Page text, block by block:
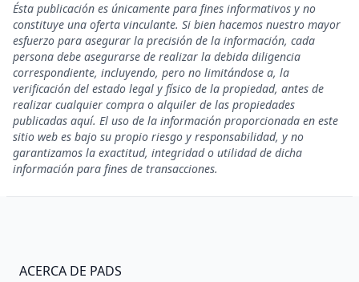
Ésta publicación es únicamente para fines informativos y no
constituye una oferta vinculante. Si bien hacemos nuestro mayor
esfuerzo para asegurar la precisión de la información, cada
persona debe asegurarse de realizar la debida diligencia
correspondiente, incluyendo, pero no limitándose a, la
verificación del estado legal y físico de la propiedad, antes de
realizar cualquier compra o alquiler de las propiedades
publicadas aquí. El uso de la información proporcionada en este
sitio web es bajo su propio riesgo y responsabilidad, y no
garantizamos la exactitud, integridad o utilidad de dicha
información para fines de transacciones.
ACERCA DE PADS